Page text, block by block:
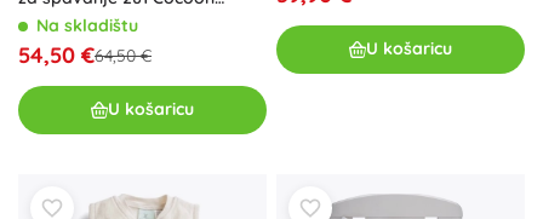
Willow 1 tog (0–3 mjeseca)
Na skladištu
54,50 €64,50 €
U košaricu
U košaricu